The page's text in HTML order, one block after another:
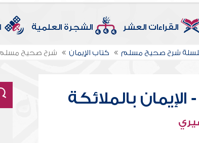
القراءات العشر الشجرة العلمية
شرح صحيح مسلم كتاب الإيمان شرح صحيح مسلم -
بالملائكة